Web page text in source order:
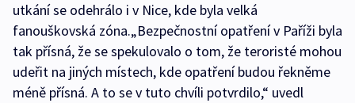
utkání se odehrálo i v Nice, kde byla velká
fanouškovská zóna.„Bezpečnostní opatření v Paříži byla
tak přísná, že se spekulovalo o tom, že teroristé mohou
udeřit na jiných místech, kde opatření budou řekněme
méně přísná. A to se v tuto chvíli potvrdilo,“ uvedl